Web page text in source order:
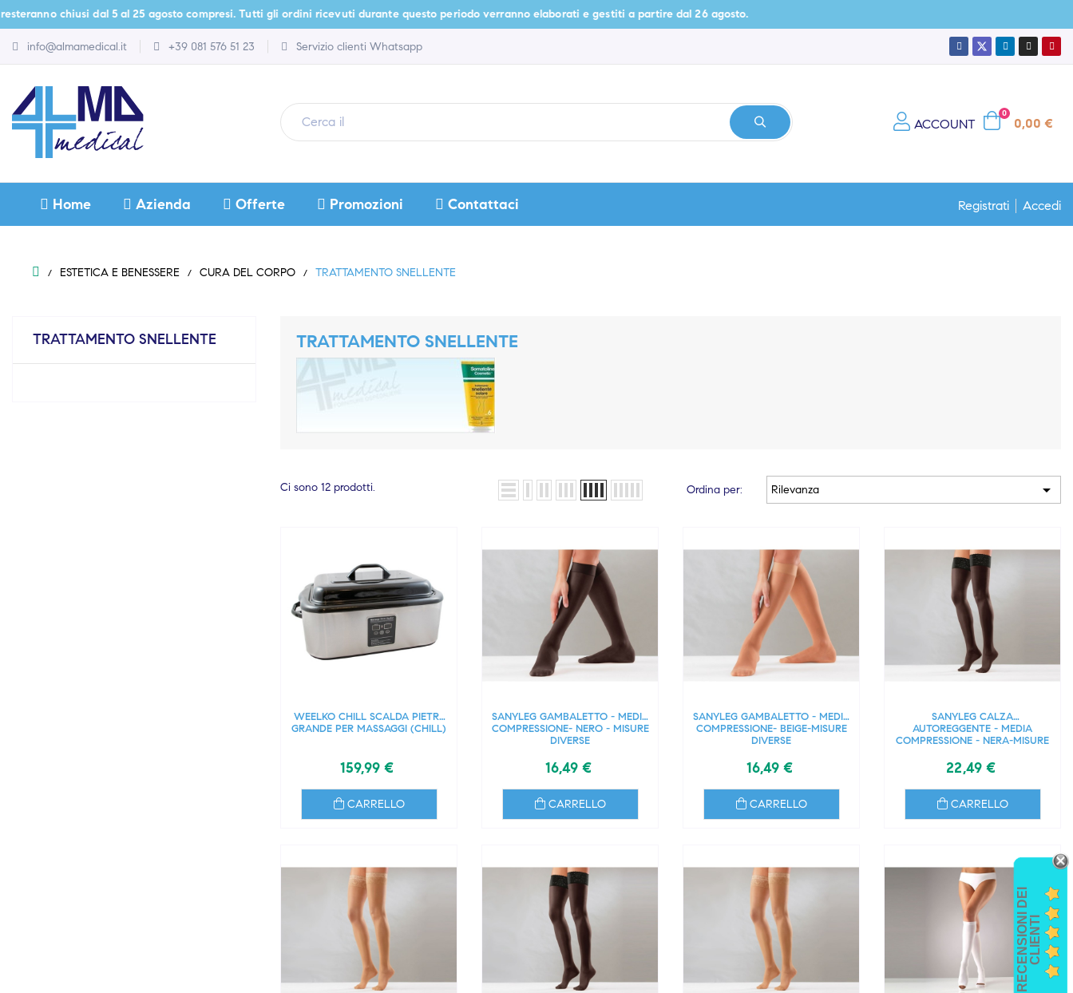
dal 5 al 25 agosto compresi. Tutti gli ordini ricevuti durante questo periodo verranno elaborati e gestiti a partire dal 26 agosto.
info@almamedical.it +39 081 576 51 23 Servizio clienti Whatsapp
ACCOUNT
0
0,00 €
Home Azienda Offerte Promozioni Contattaci Registrati Accedi
ESTETICA E BENESSERE CURA DEL CORPO TRATTAMENTO SNELLENTE
TRATTAMENTO SNELLENTE TRATTAMENTO SNELLENTE
Ci sono 12 prodotti. Ordina per: Rilevanza 
WEELKO CHILL SCALDA PIETRE
GRANDE PER MASSAGGI (CHILL)
159,99 €
CARRELLO
SANYLEG GAMBALETTO - MEDIA
COMPRESSIONE- NERO - MISURE
DIVERSE
16,49 €
CARRELLO
SANYLEG GAMBALETTO - MEDIA
COMPRESSIONE- BEIGE-MISURE
DIVERSE
16,49 €
CARRELLO
SANYLEG CALZA
AUTOREGGENTE - MEDIA
COMPRESSIONE - NERA-MISURE
22,49 €
CARRELLO
R
E
C
E
N
S
I
ON
I
D
E
I
C
L
I
E
N
TI